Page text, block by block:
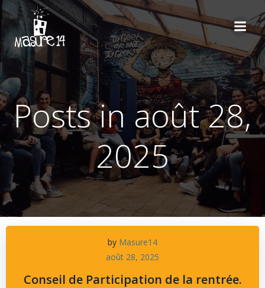
Aller
au
contenu
Posts in août 28,
2025
by Masure14
août 28, 2025
Conseil de Participation de la rentrée.